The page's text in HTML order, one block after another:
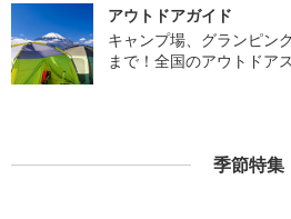
アウトドアガイド
キャンプ場、グランピン
まで！全国のアウトドア
季節特集